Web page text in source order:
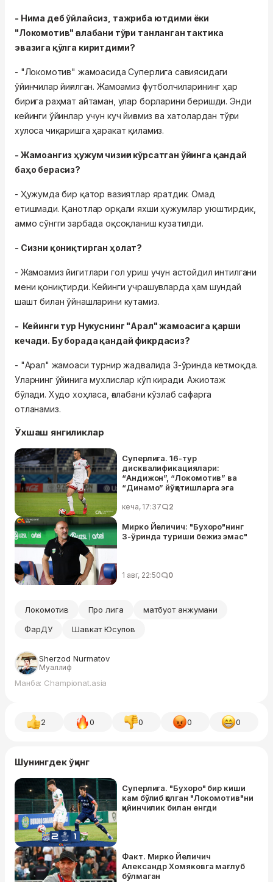
- Нима деб ўйлайсиз, тажриба ютдими ёки
"Локомотив" ғалабани тўғри танланган тактика
эвазига қўлга киритдими?
- "Локомотив" жамоасида Суперлига савиясидаги
ўйинчилар йиғилган. Жамоамиз футболчиларининг ҳар
бирига раҳмат айтаман, улар борларини беришди. Энди
кейинги ўйинлар учун куч йиғамиз ва хатолардан тўғри
хулоса чиқаришга ҳаракат қиламиз.
- Жамоангиз ҳужум чизиғи кўрсатган ўйинга қандай
баҳо берасиз?
- Ҳужумда бир қатор вазиятлар яратдик. Омад
етишмади. Қанотлар орқали яхши ҳужумлар уюштирдик,
аммо сўнгги зарбада оқсоқланиш кузатилди.
- Сизни қониқтирган ҳолат?
- Жамоамиз йигитлари гол уриш учун астойдил интилгани
мени қониқтирди. Кейинги учрашувларда ҳам шундай
шашт билан ўйнашларини кутамиз.
- Кейинги тур Нукуснинг "Арал" жамоасига қарши
кечади. Бу борада қандай фикрдасиз?
- "Арал" жамоаси турнир жадвалида 3-ўринда кетмоқда.
Уларнинг ўйинига мухлислар кўп киради. Ажиотаж
бўлади. Худо хоҳласа, ғалабани кўзлаб сафарга
отланамиз.
Ўхшаш янгиликлар
Суперлига. 16-тур
дисквалификациялари:
“Андижон”, “Локомотив” ва
“Динамо” йўқотишларга эга
кеча, 17:37 2
Мирко Йеличич: "Бухоро"нинг
3-ўринда туриши бежиз эмас"
1 авг, 22:50 0
Локомотив Про лига
матбуот анжумани
ФарДУ
Шавкат Юсупов
Sherzod Nurmatov
Муаллиф
Манба: Championat.asia
2 0 0 0 0
Шунингдек ўқинг
Суперлига. "Бухоро" бир киши
кам бўлиб қолган "Локомотив"ни
қийинчилик билан енгди
Факт. Мирко Йеличич
Александр Хомяковга мағлуб
бўлмаган